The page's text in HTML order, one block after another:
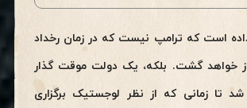
است که ترامپ نیست که در زمان رخداد
خواهد گشت. بلکه، یک دولت موقت گذار
تا زمانی که از نظر لوجستیک برگزاری